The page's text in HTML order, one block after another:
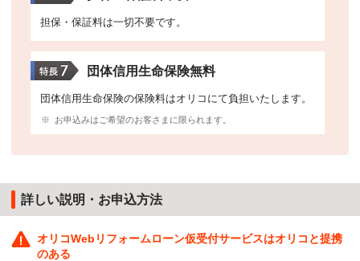
担保・保証料は一切不要です。
団体信用生命保険無料
団体信用生命保険の保険料はオリコにて負担いたします。
※ お申込みはご希望のお客さまに限られます。
詳しい説明・お申込方法
オリコWebリフォームローン仮受付サービスはオリコと提携
のある